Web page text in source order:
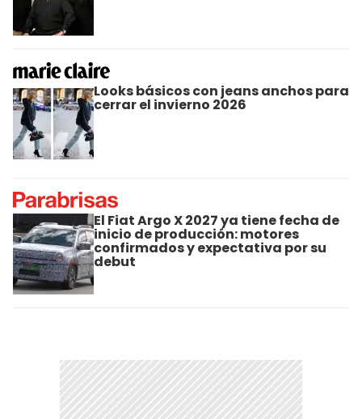
Looks básicos con jeans anchos para
cerrar el invierno 2026
El Fiat Argo X 2027 ya tiene fecha de
inicio de producción: motores
confirmados y expectativa por su
debut